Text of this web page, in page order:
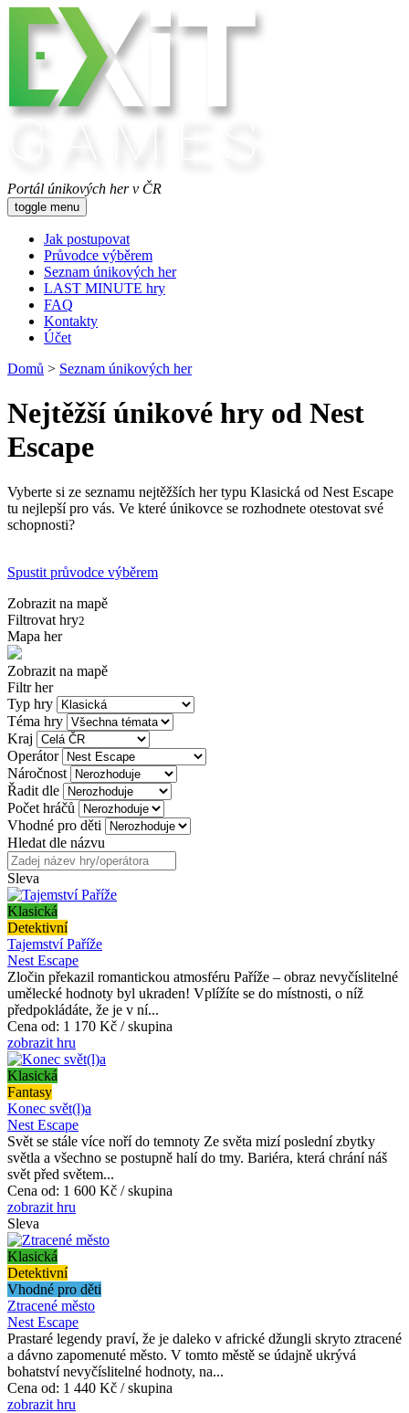
Portál únikových her v ČR
toggle menu
Jak postupovat
Průvodce výběrem
Seznam únikových her
LAST MINUTE hry
FAQ
Kontakty
Účet
Domů > Seznam únikových her
Nejtěžší únikové hry od Nest
Escape
Vyberte si ze seznamu nejtěžších her typu Klasická od Nest Escape
tu nejlepší pro vás. Ve které únikovce se rozhodnete otestovat své
schopnosti?
Spustit průvodce výběrem
Zobrazit na mapě
Filtrovat hry2
Mapa her
Zobrazit na mapě
Filtr her
Typ hry
Téma hry
Kraj
Operátor
Náročnost
Řadit dle
Počet hráčů
Vhodné pro děti
Hledat dle názvu
Sleva
Klasická
Detektivní
Tajemství Paříže
Nest Escape
Zločin překazil romantickou atmosféru Paříže – obraz nevyčíslitelné
umělecké hodnoty byl ukraden! Vplížíte se do místnosti, o níž
předpokládáte, že je v ní...
Cena od: 1 170 Kč / skupina
zobrazit hru
Klasická
Fantasy
Konec svět(l)a
Nest Escape
Svět se stále více noří do temnoty Ze světa mizí poslední zbytky
světla a všechno se postupně halí do tmy. Bariéra, která chrání náš
svět před světem...
Cena od: 1 600 Kč / skupina
zobrazit hru
Sleva
Klasická
Detektivní
Vhodné pro děti
Ztracené město
Nest Escape
Prastaré legendy praví, že je daleko v africké džungli skryto ztracené
a dávno zapomenuté město. V tomto městě se údajně ukrývá
bohatství nevyčíslitelné hodnoty, na...
Cena od: 1 440 Kč / skupina
zobrazit hru